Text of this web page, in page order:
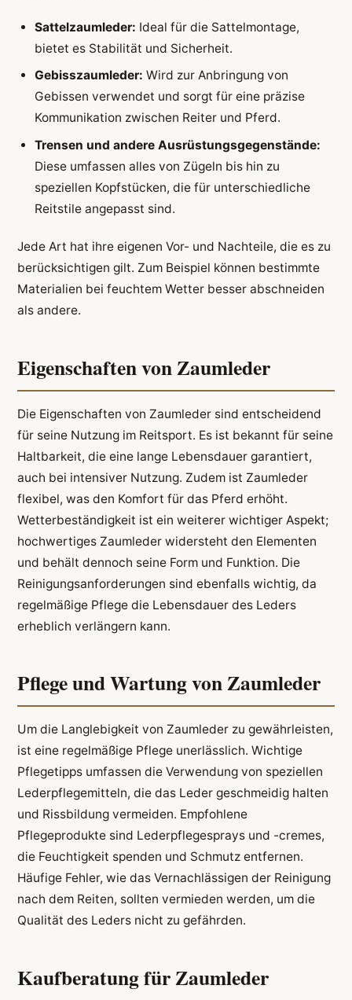
Sattelzaumleder: Ideal für die Sattelmontage,
bietet es Stabilität und Sicherheit.
Gebisszaumleder: Wird zur Anbringung von
Gebissen verwendet und sorgt für eine präzise
Kommunikation zwischen Reiter und Pferd.
Trensen und andere Ausrüstungsgegenstände:
Diese umfassen alles von Zügeln bis hin zu
speziellen Kopfstücken, die für unterschiedliche
Reitstile angepasst sind.
Jede Art hat ihre eigenen Vor- und Nachteile, die es zu
berücksichtigen gilt. Zum Beispiel können bestimmte
Materialien bei feuchtem Wetter besser abschneiden
als andere.
Eigenschaften von Zaumleder
Die Eigenschaften von Zaumleder sind entscheidend
für seine Nutzung im Reitsport. Es ist bekannt für seine
Haltbarkeit, die eine lange Lebensdauer garantiert,
auch bei intensiver Nutzung. Zudem ist Zaumleder
flexibel, was den Komfort für das Pferd erhöht.
Wetterbeständigkeit ist ein weiterer wichtiger Aspekt;
hochwertiges Zaumleder widersteht den Elementen
und behält dennoch seine Form und Funktion. Die
Reinigungsanforderungen sind ebenfalls wichtig, da
regelmäßige Pflege die Lebensdauer des Leders
erheblich verlängern kann.
Pflege und Wartung von Zaumleder
Um die Langlebigkeit von Zaumleder zu gewährleisten,
ist eine regelmäßige Pflege unerlässlich. Wichtige
Pflegetipps umfassen die Verwendung von speziellen
Lederpflegemitteln, die das Leder geschmeidig halten
und Rissbildung vermeiden. Empfohlene
Pflegeprodukte sind Lederpflegesprays und -cremes,
die Feuchtigkeit spenden und Schmutz entfernen.
Häufige Fehler, wie das Vernachlässigen der Reinigung
nach dem Reiten, sollten vermieden werden, um die
Qualität des Leders nicht zu gefährden.
Kaufberatung für Zaumleder